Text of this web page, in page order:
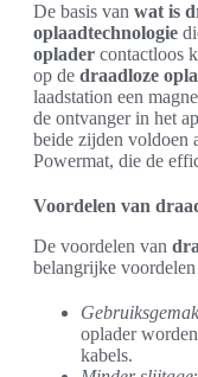
De basis van wat is
oplaadtechnologie
oplader contactloos
op de draadloze
laadstation een
de ontvanger in het
beide zijden voldoen
Powermat, die de
Voordelen van
De voordelen van
belangrijke
Gebruiksgemak
oplader
kabels.